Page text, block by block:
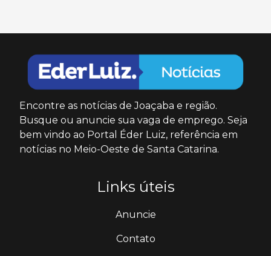
Encontre as notícias de Joaçaba e região.
Busque ou anuncie sua vaga de emprego. Seja
bem vindo ao Portal Éder Luiz, referência em
notícias no Meio-Oeste de Santa Catarina.
Links úteis
Anuncie
Contato